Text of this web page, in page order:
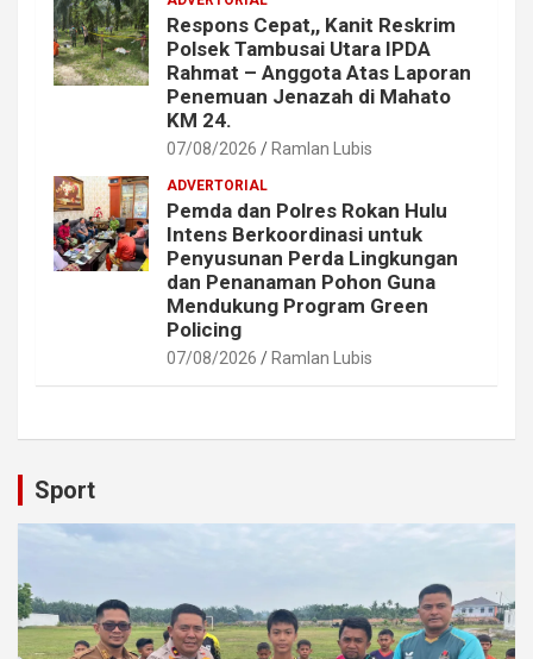
Respons Cepat,, Kanit Reskrim
Polsek Tambusai Utara IPDA
Rahmat – Anggota Atas Laporan
Penemuan Jenazah di Mahato
KM 24.
07/08/2026 Ramlan Lubis
ADVERTORIAL
Pemda dan Polres Rokan Hulu
Intens Berkoordinasi untuk
Penyusunan Perda Lingkungan
dan Penanaman Pohon Guna
Mendukung Program Green
Policing
07/08/2026 Ramlan Lubis
Sport